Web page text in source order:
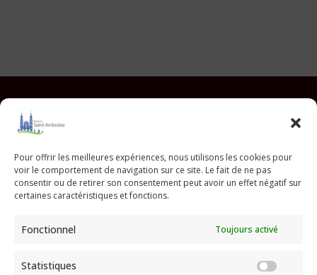
Pour offrir les meilleures expériences, nous utilisons les cookies pour
voir le comportement de navigation sur ce site. Le fait de ne pas
consentir ou de retirer son consentement peut avoir un effet négatif sur
certaines caractéristiques et fonctions.
Fonctionnel Toujours activé
Statistiques
Paroisse Saint Ambroise
33 avenue Parmentier - 75011 Paris
01 43 55 56 18